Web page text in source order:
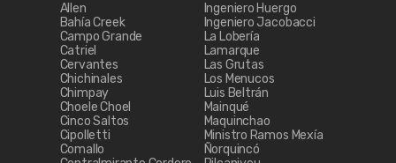
Allen
Bahía Creek
Campo Grande
Catriel
Cervantes
Chichinales
Chimpay
Choele Choel
Cinco Saltos
Cipolletti
Comallo
Ingeniero Huergo
Ingeniero Jacobacci
La Lobería
Lamarque
Las Grutas
Los Menucos
Luis Beltrán
Mainqué
Maquinchao
Ministro Ramos Mexía
Ñorquincó